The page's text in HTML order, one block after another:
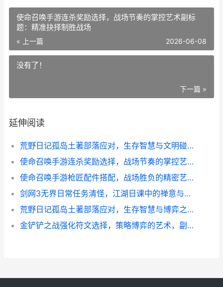
使命召唤手游连杀奖励选择，战场节奏的掌控艺术副标
题：精准抉择制胜战场
« 上一篇 2026-06-08
没有了！
下一篇 »
延伸阅读
荒野日记孤岛土著部落应对，生存智慧与文明碰撞的副标题
使命召唤手游连杀奖励选择，战场节奏的掌控艺术副标题：精准抉择制胜战场
使命召唤手游枪匠配件搭配，战场胜负的精密艺术，副标题，解锁每一把枪的终极潜能
剑网3无界日常任务清怪，江湖日课中的禅意与热血
荒野日记孤岛土著部落应对，生存智慧与博弈之道
金铲铲之战强化符文选择，策略博弈的艺术，副标题，符文抉择定乾坤